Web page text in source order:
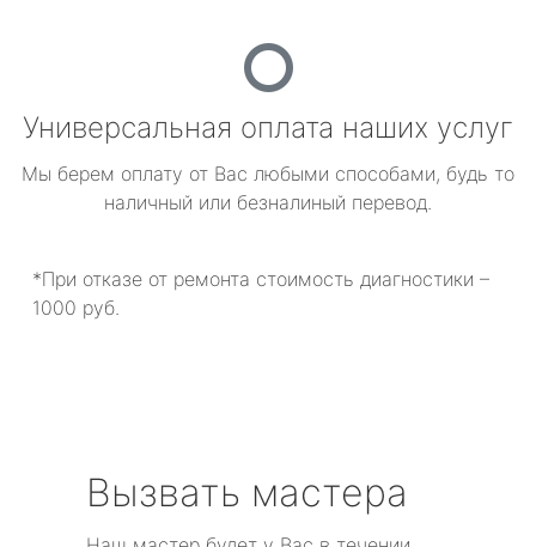
Универсальная оплата наших услуг
Мы берем оплату от Вас любыми способами, будь то
наличный или безналиный перевод.
*При отказе от ремонта стоимость диагностики –
1000 руб.
Вызвать мастера